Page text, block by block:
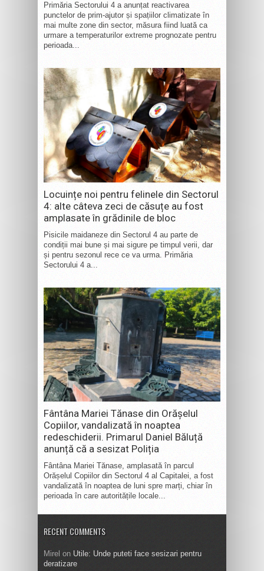
Primăria Sectorului 4 a anunțat reactivarea
punctelor de prim-ajutor și spațiilor climatizate în
mai multe zone din sector, măsura fiind luată ca
urmare a temperaturilor extreme prognozate pentru
perioada...
Locuințe noi pentru felinele din Sectorul
4: alte câteva zeci de căsuțe au fost
amplasate în grădinile de bloc
Pisicile maidaneze din Sectorul 4 au parte de
condiții mai bune și mai sigure pe timpul verii, dar
și pentru sezonul rece ce va urma. Primăria
Sectorului 4 a...
Fântâna Mariei Tănase din Orășelul
Copiilor, vandalizată în noaptea
redeschiderii. Primarul Daniel Băluță
anunță că a sesizat Poliția
Fântâna Mariei Tănase, amplasată în parcul
Orășelul Copiilor din Sectorul 4 al Capitalei, a fost
vandalizată în noaptea de luni spre marți, chiar în
perioada în care autoritățile locale...
RECENT COMMENTS
Mirel on Utile: Unde puteti face sesizari pentru
deratizare